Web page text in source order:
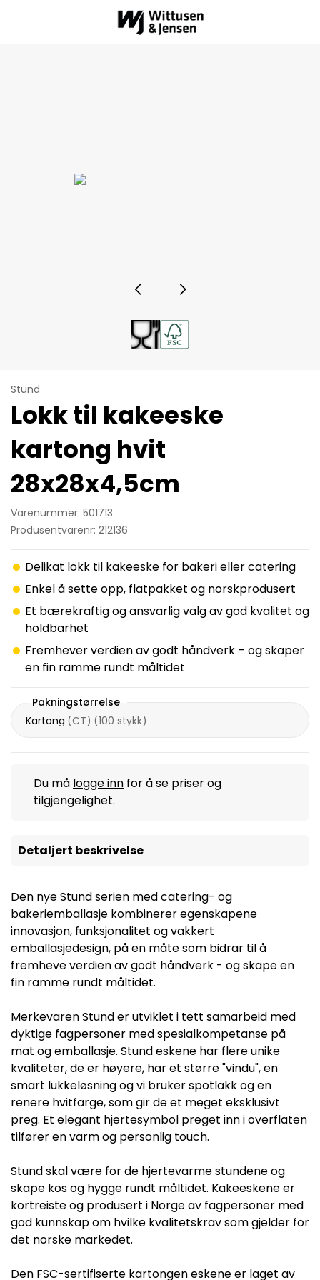
Stund
Lokk til kakeeske
kartong hvit
28x28x4,5cm
Varenummer: 501713
Produsentvarenr: 212136
Delikat lokk til kakeeske for bakeri eller catering
Enkel å sette opp, flatpakket og norskprodusert
Et bærekraftig og ansvarlig valg av god kvalitet og
holdbarhet
Fremhever verdien av godt håndverk – og skaper
en fin ramme rundt måltidet
Pakningstørrelse
Kartong (CT) (100 stykk)
Du må logge inn for å se priser og
tilgjengelighet.
Detaljert beskrivelse
Den nye Stund serien med catering- og
bakeriemballasje kombinerer egenskapene
innovasjon, funksjonalitet og vakkert
emballasjedesign, på en måte som bidrar til å
fremheve verdien av godt håndverk - og skape en
fin ramme rundt måltidet.
Merkevaren Stund er utviklet i tett samarbeid med
dyktige fagpersoner med spesialkompetanse på
mat og emballasje. Stund eskene har flere unike
kvaliteter, de er høyere, har et større "vindu", en
smart lukkeløsning og vi bruker spotlakk og en
renere hvitfarge, som gir de et meget eksklusivt
preg. Et elegant hjertesymbol preget inn i overflaten
tilfører en varm og personlig touch.
Stund skal være for de hjertevarme stundene og
skape kos og hygge rundt måltidet. Kakeeskene er
kortreiste og produsert i Norge av fagpersoner med
god kunnskap om hvilke kvalitetskrav som gjelder for
det norske markedet.
Den FSC-sertifiserte kartongen eskene er laget av